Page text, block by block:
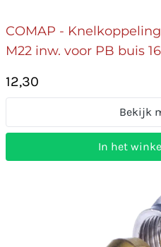
COMAP -
M22 inw. voor PB buis
12,30
Bekijk
In het